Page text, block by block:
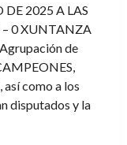
2025 A LAS
0 XUNTANZA
de
como a los
disputados y la